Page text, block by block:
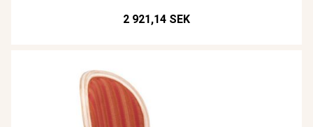
2 921,14 SEK